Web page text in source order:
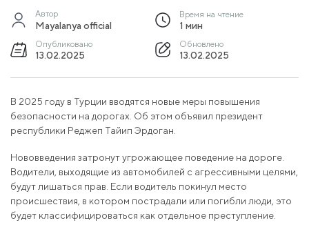
Автор
Mayalanya official
Время на чтение
1 мин
Опубликовано
13.02.2025
Обновлено
13.02.2025
В 2025 году в Турции вводятся новые меры повышения
безопасности на дорогах. Об этом объявил президент
республики Реджеп Тайип Эрдоган.
Нововведения затронут угрожающее поведение на дороге.
Водители, выходящие из автомобилей с агрессивными целями,
будут лишаться прав. Если водитель покинул место
происшествия, в котором пострадали или погибли люди, это
будет классифицироваться как отдельное преступление.